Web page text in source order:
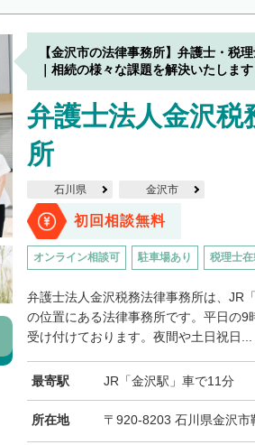
【金沢市の法律事務所】弁護士・税
｜相続の様々な課題を解決いたします
弁護士法人金沢税
所
石川県 金沢市
初回相談無料
オンライン相談可 駐車場あり 税理士
弁護士法人金沢税務法律事務所は、JR
の位置にある法律事務所です。平日の9
受け付けております。夜間や土日祝日...
最寄駅 JR「金沢駅」車で11分
所在地 〒920-8203 石川県金沢市